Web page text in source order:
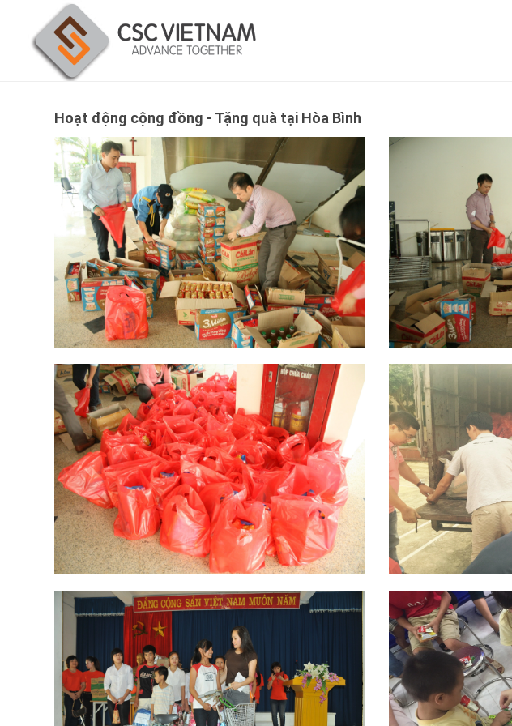
Hoạt động cộng đồng - Tặng quà tại Hòa Bình